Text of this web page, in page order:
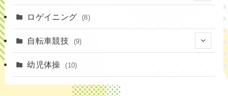
(14)
(4)
(16)
(2)
(4)
ロゲイニング (8)
自転車競技 (9)
幼児体操 (10)